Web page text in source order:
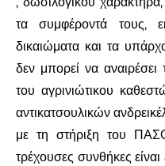
τα συμφέροντά τους,
δικαιώματα και τα
δεν μπορεί να
του αγρινιώτικου
αντικατσουλικών
με τη στήριξη του
τρέχουσες συνθήκες